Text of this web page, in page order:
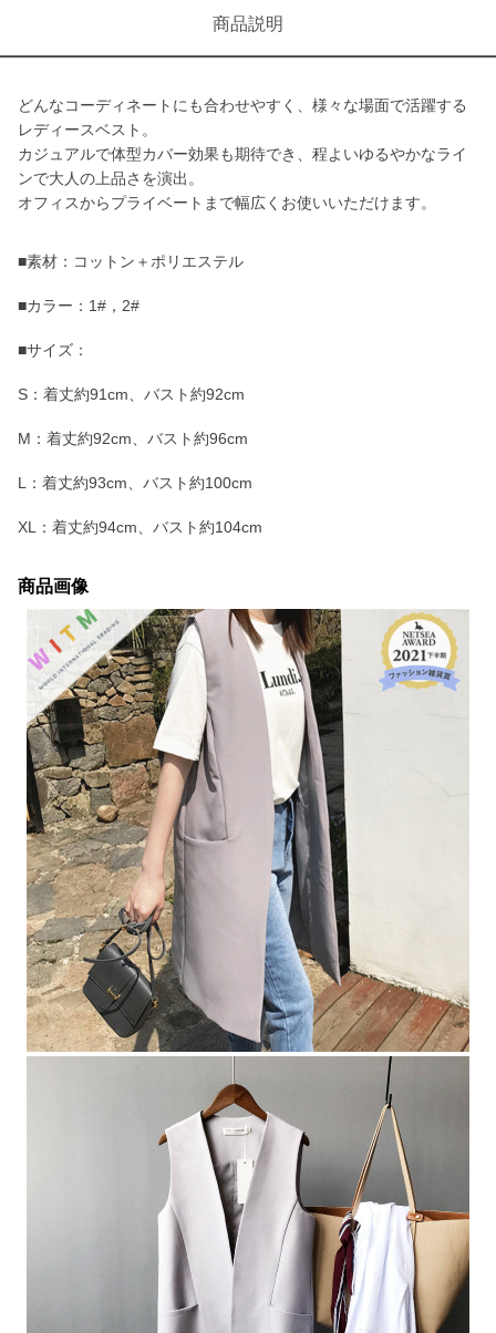
商品説明
どんなコーディネートにも合わせやすく、様々な場面で活躍する
レディースベスト。
カジュアルで体型カバー効果も期待でき、程よいゆるやかなライ
ンで大人の上品さを演出。
オフィスからプライベートまで幅広くお使いいただけます。
■素材：コットン＋ポリエステル
■カラー：1#，2#
■サイズ：
S：着丈約91cm、バスト約92cm
M：着丈約92cm、バスト約96cm
L：着丈約93cm、バスト約100cm
XL：着丈約94cm、バスト約104cm
商品画像